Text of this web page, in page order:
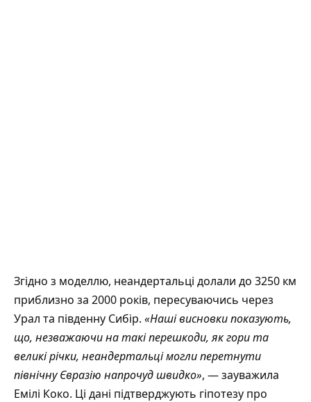
Згідно з моделлю, неандертальці долали до 3250 км
приблизно за 2000 років, пересуваючись через
Урал та південну Сибір. «Наші висновки показують,
що, незважаючи на такі перешкоди, як гори та
великі річки, неандертальці могли перетнути
північну Євразію напрочуд швидко», — зауважила
Емілі Коко. Ці дані підтверджують гіпотезу про